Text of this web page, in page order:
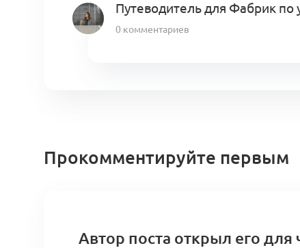
Путеводитель для Фабрик по
0 комментариев
Прокомментируйте первым
Автор поста открыл его